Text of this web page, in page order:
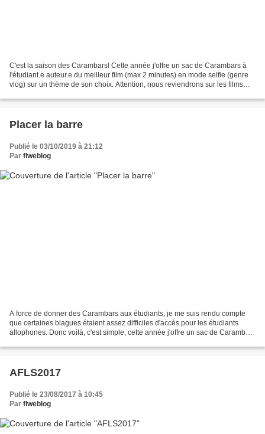
C'est la saison des Carambars! Cette année j'offre un sac de Carambars à
l'étudiant.e auteur.e du meilleur film (max 2 minutes) en mode selfie (genre
vlog) sur un thème de son choix. Attention, nous reviendrons sur les films
Placer la barre
Publié le 03/10/2019 à 21:12
Par flweblog
A force de donner des Carambars aux étudiants, je me suis rendu compte
que certaines blagues étaient assez difficiles d'accès pour les étudiants
allophones. Donc voilà, c'est simple, cette année j'offre un sac de Carambars
AFLS2017
Publié le 23/08/2017 à 10:45
Par flweblog